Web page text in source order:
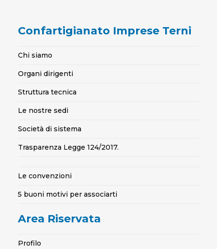
Confartigianato Imprese Terni
Chi siamo
Organi dirigenti
Struttura tecnica
Le nostre sedi
Società di sistema
Trasparenza Legge 124/2017.
Le convenzioni
5 buoni motivi per associarti
Area Riservata
Profilo